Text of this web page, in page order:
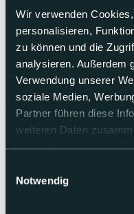
Wir verwenden
personalisieren,
zu können und die
analysieren. Außerdem
Verwendung unserer
soziale Medien,
Partner führen diese
weiteren Daten
Notwendig
Dienstag 23.06.2026
Luca Di Felice
Sänger
Musik. Im Punkt6
Weg zur Musik fand und